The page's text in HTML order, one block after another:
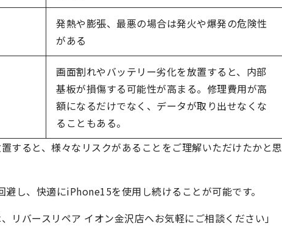
発熱や膨張、最悪の場合は発火や爆発の危険性
がある
画面割れやバッテリー劣化を放置すると、内部
基板が損傷する可能性が高まる。修理費用が高
額になるだけでなく、データが取り出せなくな
ることもある。
すると、様々なリスクがあることをご理解いただけたかと思
し、快適にiPhone15を使用し続けることが可能です。
リバースリペア イオン金沢店へお気軽にご相談ください」